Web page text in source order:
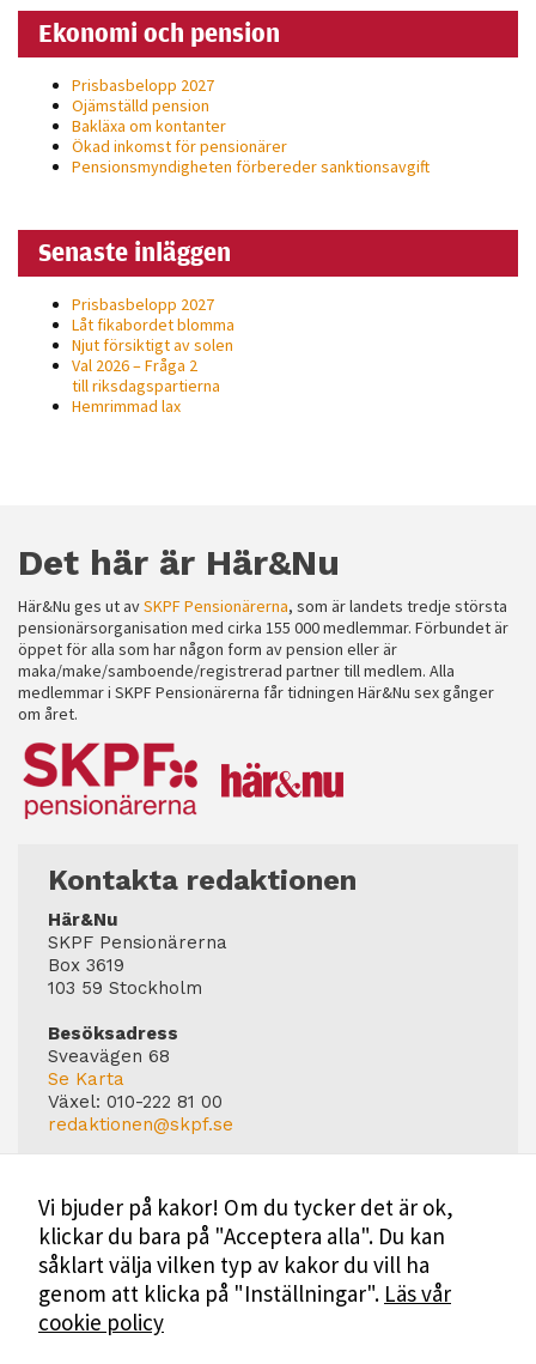
Ekonomi och pension
Prisbasbelopp 2027
Ojämställd pension
Bakläxa om kontanter
Ökad inkomst för pensionärer
Pensionsmyndigheten förbereder sanktionsavgift
Senaste inläggen
Prisbasbelopp 2027
Låt fikabordet blomma
Njut försiktigt av solen
Val 2026 – Fråga 2
till riksdagspartierna
Hemrimmad lax
Det här är Här&Nu
Här&Nu ges ut avSKPF Pensionärerna, som är landets tredje största
pensionärsorganisation med cirka 155 000 medlemmar. Förbundet är
öppet för alla som har någon form av pension eller är
maka/make/samboende/registrerad partner till medlem. Alla
medlemmar i SKPF Pensionärerna får tidningen Här&Nu sex gånger
om året.
Kontakta redaktionen
Här&Nu
SKPF Pensionärerna
Box 3619
103 59 Stockholm
Besöksadress
Sveavägen 68
Se Karta
Växel: 010-222 81 00
redaktionen@skpf.se
Markus Dahlberg
Tel: 0720-88 17 17
markus.dahlberg@skpf.se
Annonsering
Swartling & Bergström Media
Birger Jarlsgatan 110
Vi bjuder på kakor! Om du tycker det är ok,
klickar du bara på "Acceptera alla". Du kan
såklart välja vilken typ av kakor du vill ha
genom att klicka på "Inställningar". Läs vår
cookie policy